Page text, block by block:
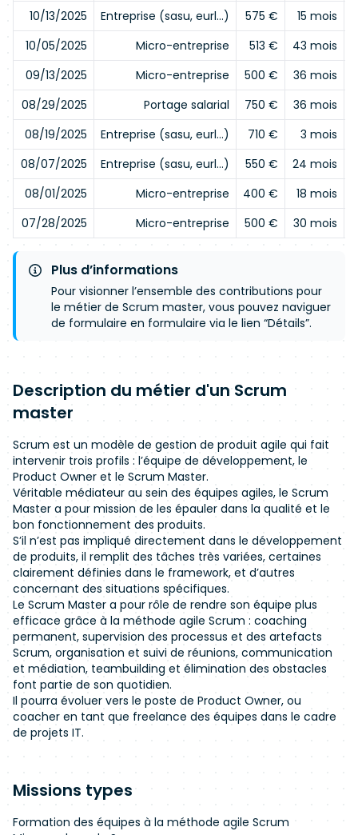
10/13/2025 Entreprise (sasu, eurl…) 575 €
15 mois
10/05/2025
Micro-entreprise 513 €
43 mois
09/13/2025
Micro-entreprise 500 €
36 mois
08/29/2025
Portage salarial 750 €
36 mois
08/19/2025
Entreprise (sasu, eurl…) 710 €
3 mois
08/07/2025
Entreprise (sasu, eurl…) 550 €
24 mois
08/01/2025
Micro-entreprise 400 €
18 mois
07/28/2025
Micro-entreprise 500 € 30 mois
Plus d’informations
Pour visionner l’ensemble des contributions pour
le métier de Scrum master, vous pouvez naviguer
de formulaire en formulaire via le lien “Détails”.
Description du métier d'un Scrum
master
Scrum est un modèle de gestion de produit agile qui fait
intervenir trois profils : l’équipe de développement, le
Product Owner et le Scrum Master.
Véritable médiateur au sein des équipes agiles, le Scrum
Master a pour mission de les épauler dans la qualité et le
bon fonctionnement des produits.
S’il n’est pas impliqué directement dans le développement
de produits, il remplit des tâches très variées, certaines
clairement définies dans le framework, et d’autres
concernant des situations spécifiques.
Le Scrum Master a pour rôle de rendre son équipe plus
efficace grâce à la méthode agile Scrum : coaching
permanent, supervision des processus et des artefacts
Scrum, organisation et suivi de réunions, communication
et médiation, teambuilding et élimination des obstacles
font partie de son quotidien.
Il pourra évoluer vers le poste de Product Owner, ou
coacher en tant que freelance des équipes dans le cadre
de projets IT.
Missions types
Formation des équipes à la méthode agile Scrum